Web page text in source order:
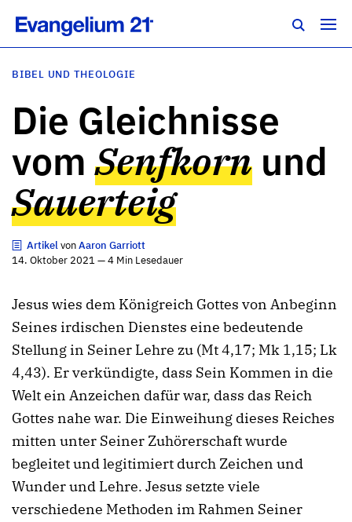
BIBEL UND THEOLOGIE
Die Gleichnisse
vomSenfkorn und
Sauerteig
ArtikelvonAaron Garriott
14. Oktober 2021 — 4 Min Lesedauer
Jesus wies dem Königreich Gottes von Anbeginn
Seines irdischen Dienstes eine bedeutende
Stellung in Seiner Lehre zu (Mt 4,17; Mk 1,15; Lk
4,43). Er verkündigte, dass Sein Kommen in die
Welt ein Anzeichen dafür war, dass das Reich
Gottes nahe war. Die Einweihung dieses Reiches
mitten unter Seiner Zuhörerschaft wurde
begleitet und legitimiert durch Zeichen und
Wunder und Lehre. Jesus setzte viele
verschiedene Methoden im Rahmen Seiner